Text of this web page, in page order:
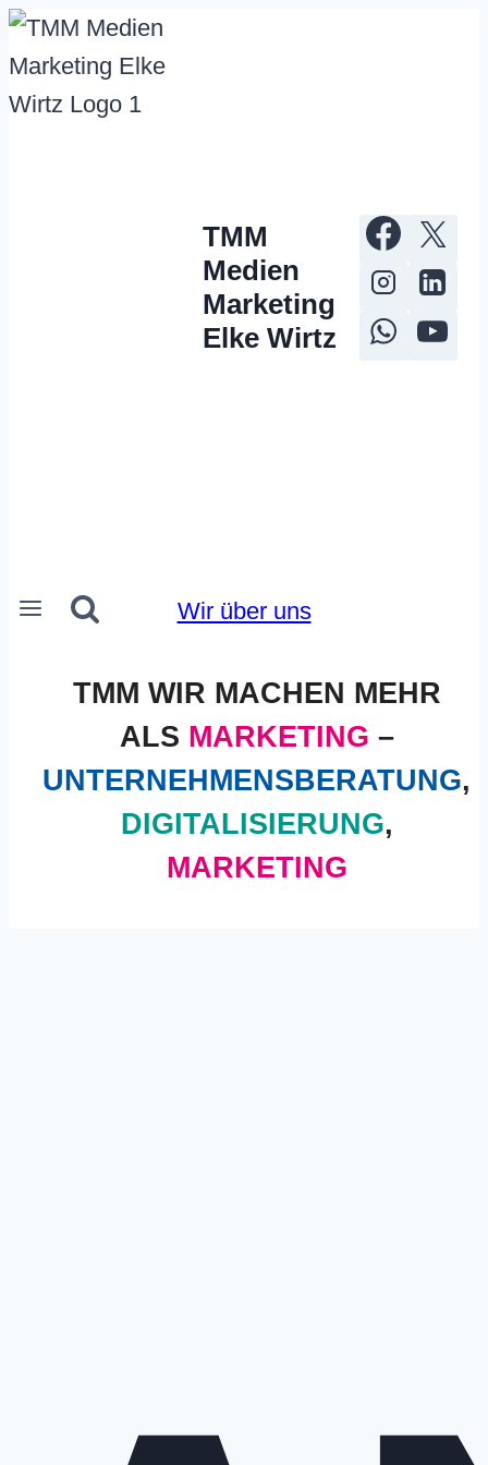
Zum
Inhalt
springen
TMM
Medien
Marketing
Elke Wirtz
Wir über uns
TMM WIR MACHEN MEHR
ALS MARKETING –
UNTERNEHMENSBERATUNG,
DIGITALISIERUNG,
MARKETING